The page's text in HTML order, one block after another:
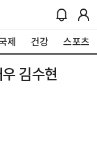
제 건강 스포츠
김수현